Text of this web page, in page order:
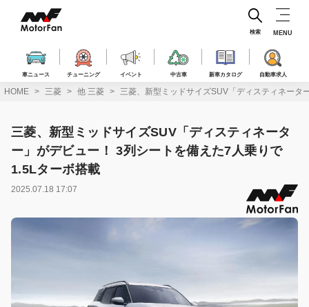
ス
車ニュース チューニング イベント 中古車 新車カタログ 自動車求人
検索 MENU
HOME 三菱 他 三菱 三菱、新型ミッドサイズSUV「ディスティネー
三菱、新型ミッドサイズSUV「ディスティネータ
ー」がデビュー！ 3列シートを備えた7人乗りで
1.5Lターボ搭載
2025.07.18 17:07